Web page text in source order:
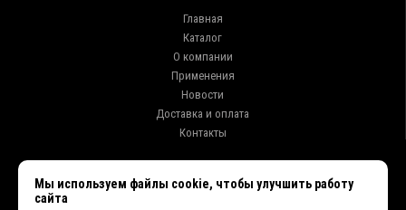
Главная
Каталог
О компании
Применения
Новости
Доставка и оплата
Контакты
Мы используем файлы cookie, чтобы улучшить работу
сайта